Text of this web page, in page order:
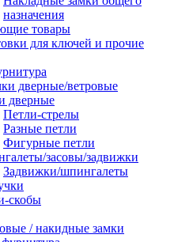
назначения
товары
для ключей и прочие
дверные/ветровые
дверные
Петли-стрелы
Разные петли
Фигурные петли
засовы/задвижки
Задвижки/шпингалеты
скобы
/ накидные замки